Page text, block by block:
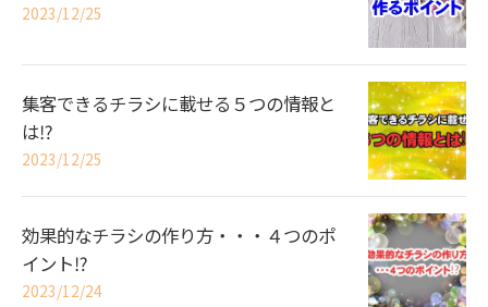
2023/12/25
集客できるチラシに載せる５つの情報と
は⁉
2023/12/25
効果的なチラシの作り方・・・４つのポ
イント⁉
2023/12/24